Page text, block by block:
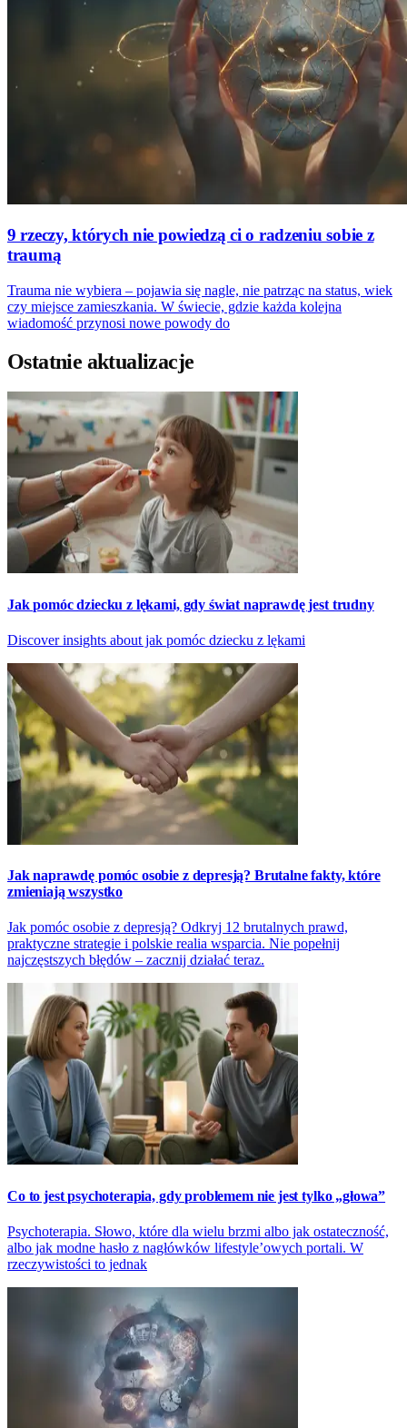
9 rzeczy, których nie powiedzą ci o radzeniu sobie z
traumą
Trauma nie wybiera – pojawia się nagle, nie patrząc na status, wiek
czy miejsce zamieszkania. W świecie, gdzie każda kolejna
wiadomość przynosi nowe powody do
Ostatnie aktualizacje
Jak pomóc dziecku z lękami, gdy świat naprawdę jest trudny
Discover insights about jak pomóc dziecku z lękami
Jak naprawdę pomóc osobie z depresją? Brutalne fakty, które
zmieniają wszystko
Jak pomóc osobie z depresją? Odkryj 12 brutalnych prawd,
praktyczne strategie i polskie realia wsparcia. Nie popełnij
najczęstszych błędów – zacznij działać teraz.
Co to jest psychoterapia, gdy problemem nie jest tylko „głowa”
Psychoterapia. Słowo, które dla wielu brzmi albo jak ostateczność,
albo jak modne hasło z nagłówków lifestyle’owych portali. W
rzeczywistości to jednak